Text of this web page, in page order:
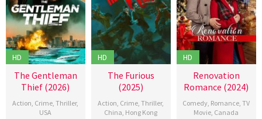
HD
The Gentleman
Thief (2026)
Action, Crime,Thriller,
USA
HD
The Furious
(2025)
Action, Crime,Thriller,
China, Hong Kong
HD
Renovation
Romance (2024)
Comedy, Romance,TV
Movie, Canada